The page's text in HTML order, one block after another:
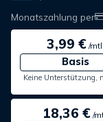
Monatszahlung per
3,99 €/mtl.
Basis
Keine Unterstützung,
18,36 €/